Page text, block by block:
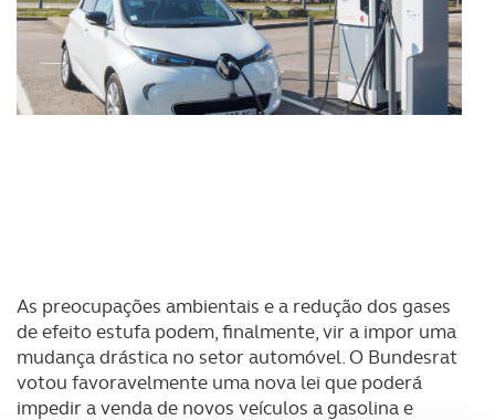
As preocupações ambientais e a redução dos gases
de efeito estufa podem, finalmente, vir a impor uma
mudança drástica no setor automóvel. O Bundesrat
votou favoravelmente uma nova lei que poderá
impedir a venda de novos veículos a gasolina e